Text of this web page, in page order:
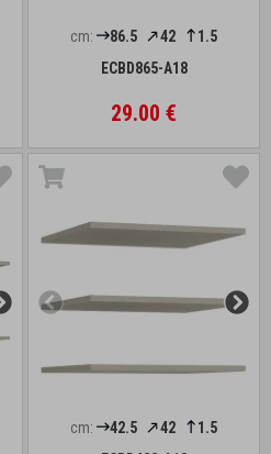
cm: 86.5 42
1.5
ECBD865-A18
29.00 €
cm: 42.5 42
1.5